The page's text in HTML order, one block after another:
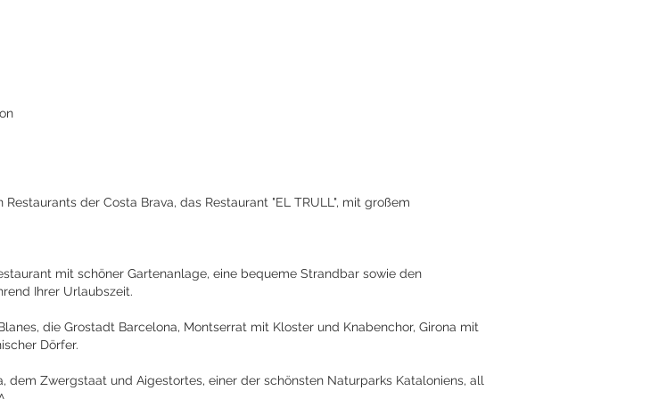
der Costa Brava, das Restaurant "EL TRULL", mit großem
mit schöner Gartenanlage, eine bequeme Strandbar sowie den
Ihrer Urlaubszeit.
die Grostadt Barcelona, Montserrat mit Kloster und Knabenchor, Girona mit
Dörfer.
dem Zwergstaat und Aigestortes, einer der schönsten Naturparks Kataloniens, all